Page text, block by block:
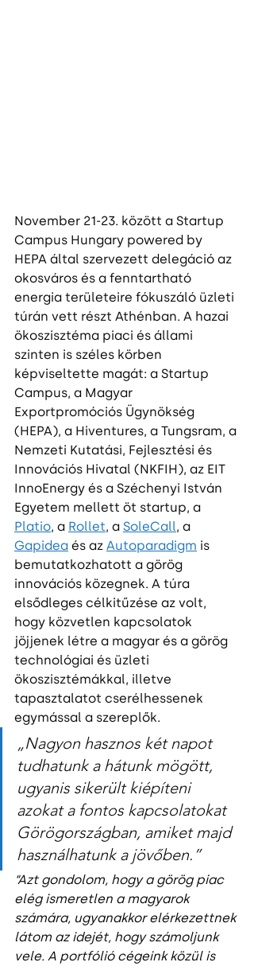
November 21-23. között a Startup
Campus Hungary powered by
HEPA által szervezett delegáció az
okosváros és a fenntartható
energia területeire fókuszáló üzleti
túrán vett részt Athénban. A hazai
ökoszisztéma piaci és állami
szinten is széles körben
képviseltette magát: a Startup
Campus, a Magyar
Exportpromóciós Ügynökség
(HEPA), a Hiventures, a Tungsram, a
Nemzeti Kutatási, Fejlesztési és
Innovációs Hivatal (NKFIH), az EIT
InnoEnergy és a Széchenyi István
Egyetem mellett öt startup, a
Platio, a Rollet, a SoleCall, a
Gapidea és az Autoparadigm is
bemutatkozhatott a görög
innovációs közegnek. A túra
elsődleges célkitűzése az volt,
hogy közvetlen kapcsolatok
jöjjenek létre a magyar és a görög
technológiai és üzleti
ökoszisztémákkal, illetve
tapasztalatot cserélhessenek
egymással a szereplők.
„Nagyon hasznos két napot
tudhatunk a hátunk mögött,
ugyanis sikerült kiépíteni
azokat a fontos kapcsolatokat
Görögországban, amiket majd
használhatunk a jövőben.”
“Azt gondolom, hogy a görög piac
elég ismeretlen a magyarok
számára, ugyanakkor elérkezettnek
látom az idejét, hogy számoljunk
vele. A portfólió cégeink közül is